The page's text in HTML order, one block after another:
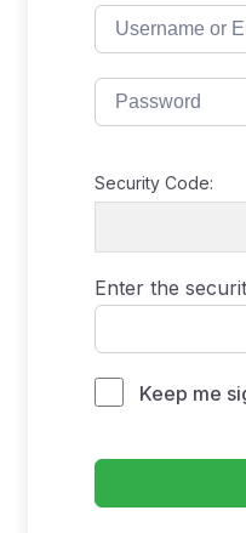
Security Code:
Enter the
Keep me